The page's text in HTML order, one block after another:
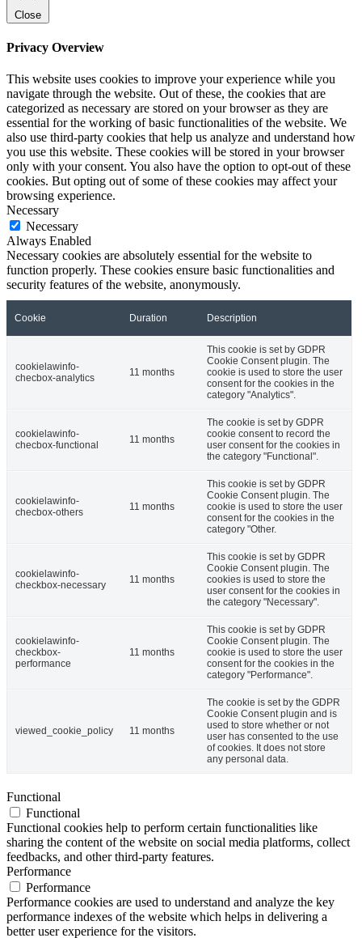
Close
Privacy Overview
This website uses cookies to improve your experience while you
navigate through the website. Out of these, the cookies that are
categorized as necessary are stored on your browser as they are
essential for the working of basic functionalities of the website. We
also use third-party cookies that help us analyze and understand how
you use this website. These cookies will be stored in your browser
only with your consent. You also have the option to opt-out of these
cookies. But opting out of some of these cookies may affect your
browsing experience.
Necessary
Necessary
Always Enabled
Necessary cookies are absolutely essential for the website to
function properly. These cookies ensure basic functionalities and
security features of the website, anonymously.
Cookie Duration Description
cookielawinfo-
checbox-analytics
11 months
This cookie is set by GDPR
Cookie Consent plugin. The
cookie is used to store the user
consent for the cookies in the
category "Analytics".
cookielawinfo-
checbox-functional
11 months
The cookie is set by GDPR
cookie consent to record the
user consent for the cookies in
the category "Functional".
cookielawinfo-
checbox-others
11 months
This cookie is set by GDPR
Cookie Consent plugin. The
cookie is used to store the user
consent for the cookies in the
category "Other.
cookielawinfo-
checkbox-necessary
11 months
This cookie is set by GDPR
Cookie Consent plugin. The
cookies is used to store the
user consent for the cookies in
the category "Necessary".
cookielawinfo-
checkbox-
performance
11 months
This cookie is set by GDPR
Cookie Consent plugin. The
cookie is used to store the user
consent for the cookies in the
category "Performance".
viewed_cookie_policy 11 months
The cookie is set by the GDPR
Cookie Consent plugin and is
used to store whether or not
user has consented to the use
of cookies. It does not store
any personal data.
Functional
Functional
Functional cookies help to perform certain functionalities like
sharing the content of the website on social media platforms, collect
feedbacks, and other third-party features.
Performance
Performance
Performance cookies are used to understand and analyze the key
performance indexes of the website which helps in delivering a
better user experience for the visitors.